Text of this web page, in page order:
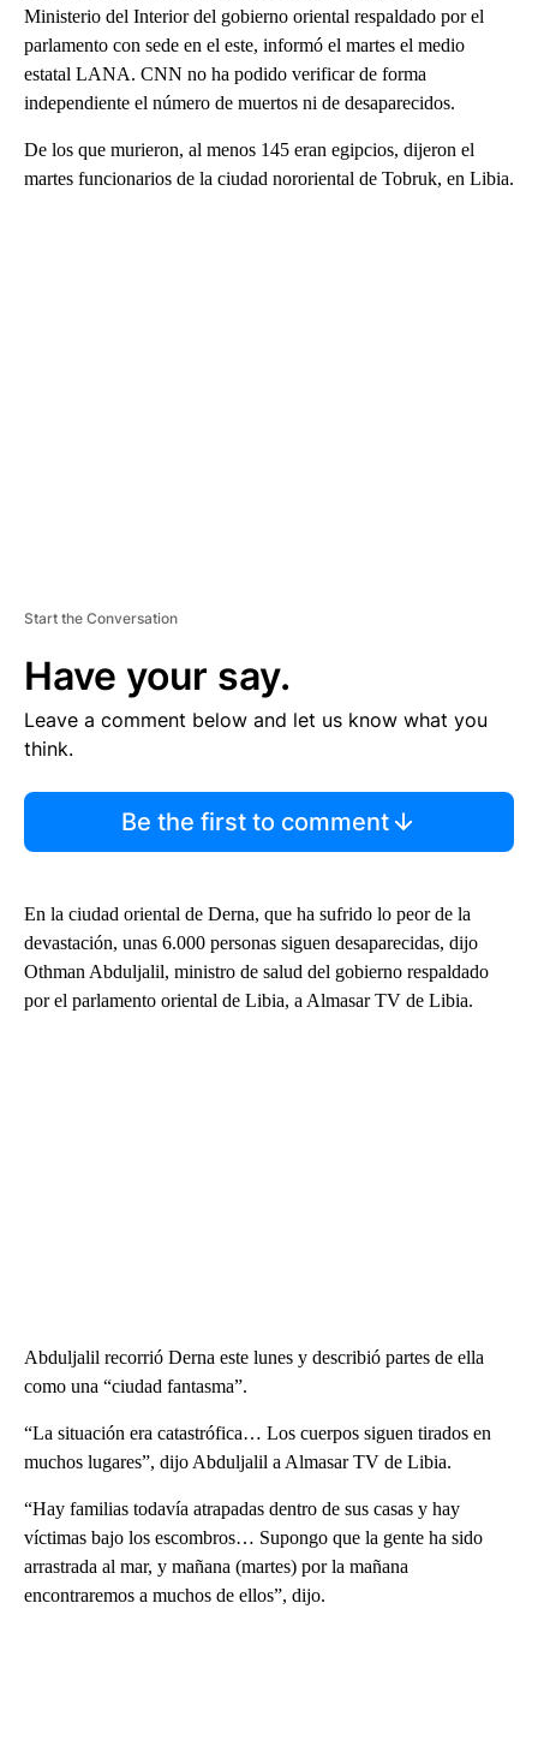
Ministerio del Interior del gobierno oriental respaldado por el
parlamento con sede en el este, informó el martes el medio
estatal LANA. CNN no ha podido verificar de forma
independiente el número de muertos ni de desaparecidos.
De los que murieron, al menos 145 eran egipcios, dijeron el
martes funcionarios de la ciudad nororiental de Tobruk, en Libia.
Start the Conversation
Have your say.
Leave a comment below and let us know what you
think.
Be the first to comment
En la ciudad oriental de Derna, que ha sufrido lo peor de la
devastación, unas 6.000 personas siguen desaparecidas, dijo
Othman Abduljalil, ministro de salud del gobierno respaldado
por el parlamento oriental de Libia, a Almasar TV de Libia.
Abduljalil recorrió Derna este lunes y describió partes de ella
como una “ciudad fantasma”.
“La situación era catastrófica… Los cuerpos siguen tirados en
muchos lugares”, dijo Abduljalil a Almasar TV de Libia.
“Hay familias todavía atrapadas dentro de sus casas y hay
víctimas bajo los escombros… Supongo que la gente ha sido
arrastrada al mar, y mañana (martes) por la mañana
encontraremos a muchos de ellos”, dijo.